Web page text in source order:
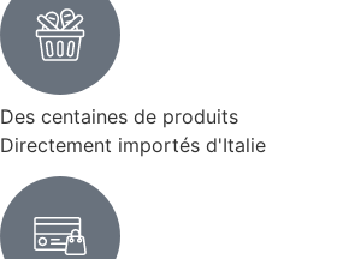
Des centaines de produits
Directement importés d'Italie